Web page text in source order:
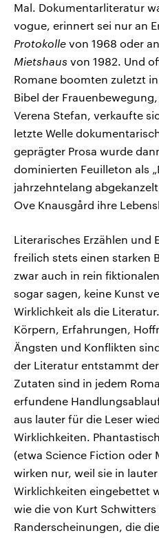
Mal. Dokumentarliteratur
vogue, erinnert sei nur an
Protokolle von 1968 oder
Mietshaus von 1982. Und
Romane boomten zuletzt
Bibel der Frauenbewegung,
Verena Stefan, verkaufte
letzte Welle
geprägter Prosa wurde
dominierten Feuilleton als
jahrzehntelang
Ove Knausgård ihre
Literarisches Erzählen und
freilich stets einen starken
zwar auch in rein
sogar sagen, keine Kunst
Wirklichkeit als die
Körpern, Erfahrungen,
Ängsten und Konflikten
der Literatur entstammt
Zutaten sind in jedem
erfundene
aus lauter für die Leser
Wirklichkeiten.
(etwa Science Fiction oder
wirken nur, weil sie in
Wirklichkeiten eingebettet
wie die von Kurt
Randerscheinungen, die